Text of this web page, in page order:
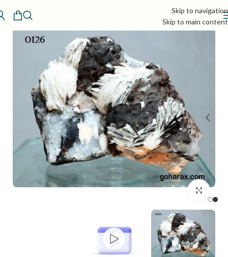
Skip to navigation
Skip to main content